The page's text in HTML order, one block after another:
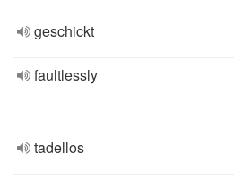
geschickt
faultlessly
tadellos